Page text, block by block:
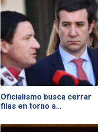
Oficialismo busca cerrar
filas en torno a…